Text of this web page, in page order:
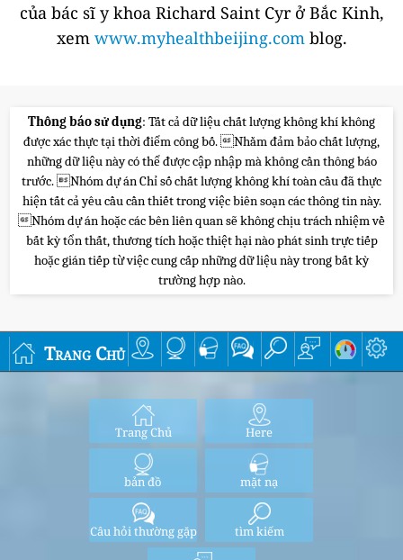
của bác sĩ y khoa Richard Saint Cyr ở Bắc Kinh,
xem www.myhealthbeijing.com blog.
Thông báo sử dụng: Tất cả dữ liệu chất lượng không khí không
được xác thực tại thời điểm công bố. Nhằm đảm bảo chất lượng,
những dữ liệu này có thể được cập nhập mà không cần thông báo
trước. Nhóm dự án Chỉ số chất lượng không khí toàn cầu đã thực
hiện tất cả yêu cầu cần thiết trong việc biên soạn các thông tin này.
Nhóm dự án hoặc các bên liên quan sẽ không chịu trách nhiệm về
bất kỳ tổn thất, thương tích hoặc thiệt hại nào phát sinh trực tiếp
hoặc gián tiếp từ việc cung cấp những dữ liệu này trong bất kỳ
trường hợp nào.
Trang Chủ
Trang Chủ Here
bản đồ mặt nạ
Câu hỏi thường gặp tìm kiếm